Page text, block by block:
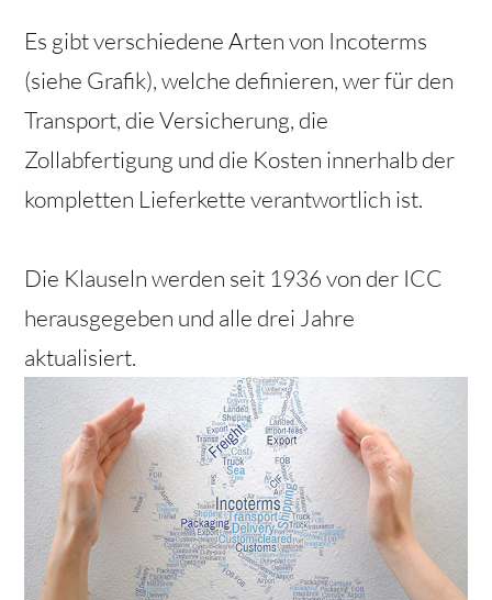
Es gibt verschiedene Arten von Incoterms
(siehe Grafik), welche definieren, wer für den
Transport, die Versicherung, die
Zollabfertigung und die Kosten innerhalb der
kompletten Lieferkette verantwortlich ist.
Die Klauseln werden seit 1936 von der ICC
herausgegeben und alle drei Jahre
aktualisiert.